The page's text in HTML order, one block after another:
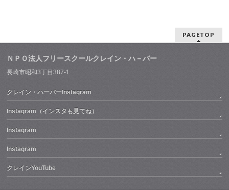
PAGETOP
ＮＰＯ法人フリースクールクレイン・ハ－バー
長崎市昭和3丁目387-1
クレイン・ハーバーInstagram
Instagram（インスタも見てね）
Instagram
Instagram
クレインYouTube